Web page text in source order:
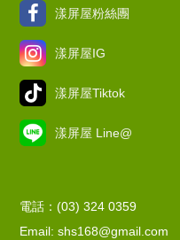
漾屏屋粉絲團
漾屏屋IG
漾屏屋Tiktok
漾屏屋 Line@
電話：(03) 324 0359
Email: shs168@gmail.com